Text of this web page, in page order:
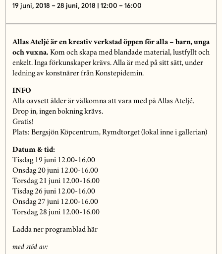
19 juni, 2018 – 28 juni, 2018 | 12:00 – 16:00
Allas Ateljé är en kreativ verkstad öppen för alla – barn, unga
och vuxna. Kom och skapa med blandade material, lustfyllt och
enkelt. Inga förkunskaper krävs. Alla är med på sitt sätt, under
ledning av konstnärer från Konstepidemin.
INFO
Alla oavsett ålder är välkomna att vara med på Allas Ateljé.
Drop in, ingen bokning krävs.
Gratis!
Plats: Bergsjön Köpcentrum, Rymdtorget (lokal inne i gallerian)
Datum & tid:
Tisdag 19 juni 12.00-16.00
Onsdag 20 juni 12.00-16.00
Torsdag 21 juni 12.00-16.00
Tisdag 26 juni 12.00-16.00
Onsdag 27 juni 12.00-16.00
Torsdag 28 juni 12.00-16.00
Ladda ner programblad här
med stöd av: